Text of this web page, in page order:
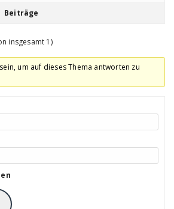
Beiträge
insgesamt 1)
um auf dieses Thema antworten zu